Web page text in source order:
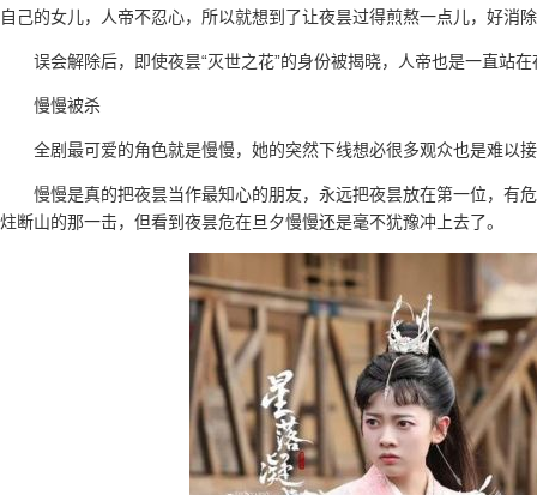
自己的女儿，人帝不忍心，所以就想到了让夜昙过得煎熬一点儿，好消
误会解除后，即使夜昙“灭世之花”的身份被揭晓，人帝也是一直站
慢慢被杀
全剧最可爱的角色就是慢慢，她的突然下线想必很多观众也是难以
慢慢是真的把夜昙当作最知心的朋友，永远把夜昙放在第一位，有
炷断山的那一击，但看到夜昙危在旦夕慢慢还是毫不犹豫冲上去了。